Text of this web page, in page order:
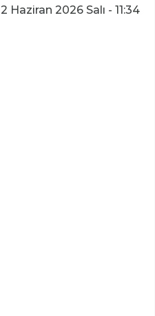
2 Haziran 2026 Salı - 11:34